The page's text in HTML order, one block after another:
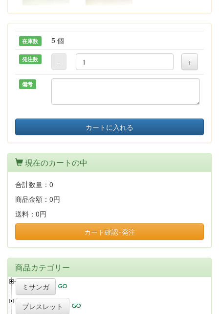
在庫数 5 個
発注数 - +
備考
カートに入れる
現在のカートの中
合計数量： 0
商品金額： 0円
送料： 0円
カート確認･発注
商品カテゴリー
ミサンガ
ブレスレット